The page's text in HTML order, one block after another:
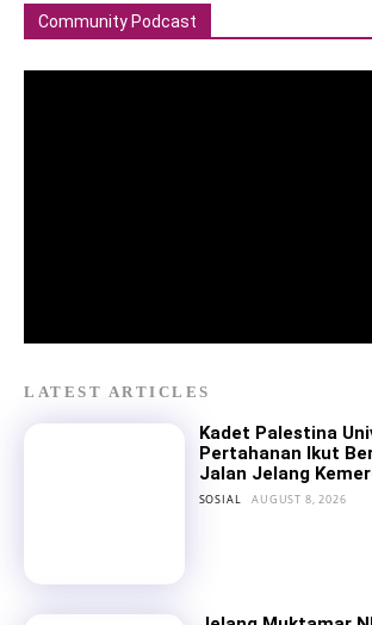
Community Podcast
LATEST ARTICLES
Kadet Palestina
Pertahanan Ikut
Jalan Jelang
SOSIAL AUGUST 8, 2026